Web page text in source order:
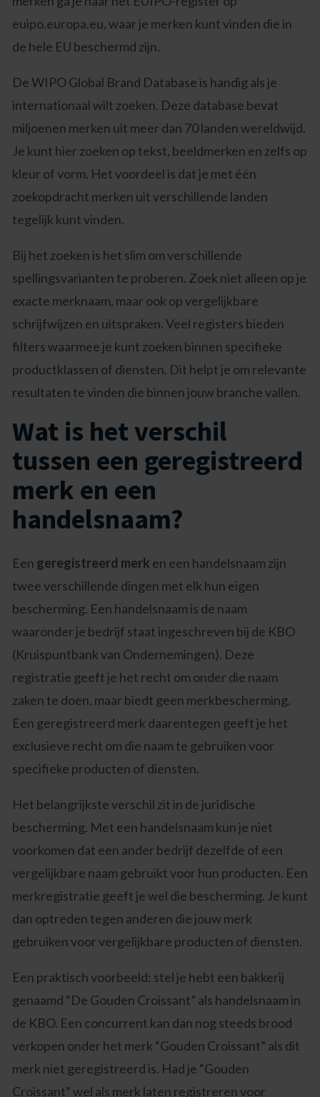
euipo.europa.eu, waar je merken kunt vinden die in
de hele EU beschermd zijn.
De WIPO Global Brand Database is handig als je
internationaal wilt zoeken. Deze database bevat
miljoenen merken uit meer dan 70 landen wereldwijd.
Je kunt hier zoeken op tekst, beeldmerken en zelfs op
kleur of vorm. Het voordeel is dat je met één
zoekopdracht merken uit verschillende landen
tegelijk kunt vinden.
Bij het zoeken is het slim om verschillende
spellingsvarianten te proberen. Zoek niet alleen op je
exacte merknaam, maar ook op vergelijkbare
schrijfwijzen en uitspraken. Veel registers bieden
filters waarmee je kunt zoeken binnen specifieke
productklassen of diensten. Dit helpt je om relevante
resultaten te vinden die binnen jouw branche vallen.
Wat is het verschil
tussen een geregistreerd
merk en een
handelsnaam?
Een geregistreerd merk en een handelsnaam zijn
twee verschillende dingen met elk hun eigen
bescherming. Een handelsnaam is de naam
waaronder je bedrijf staat ingeschreven bij de KBO
(Kruispuntbank van Ondernemingen). Deze
registratie geeft je het recht om onder die naam
zaken te doen, maar biedt geen merkbescherming.
Een geregistreerd merk daarentegen geeft je het
exclusieve recht om die naam te gebruiken voor
specifieke producten of diensten.
Het belangrijkste verschil zit in de juridische
bescherming. Met een handelsnaam kun je niet
voorkomen dat een ander bedrijf dezelfde of een
vergelijkbare naam gebruikt voor hun producten. Een
merkregistratie geeft je wel die bescherming. Je kunt
dan optreden tegen anderen die jouw merk
gebruiken voor vergelijkbare producten of diensten.
Een praktisch voorbeeld: stel je hebt een bakkerij
genaamd “De Gouden Croissant” als handelsnaam in
de KBO. Een concurrent kan dan nog steeds brood
verkopen onder het merk “Gouden Croissant” als dit
merk niet geregistreerd is. Had je “Gouden
Croissant” wel als merk laten registreren voor